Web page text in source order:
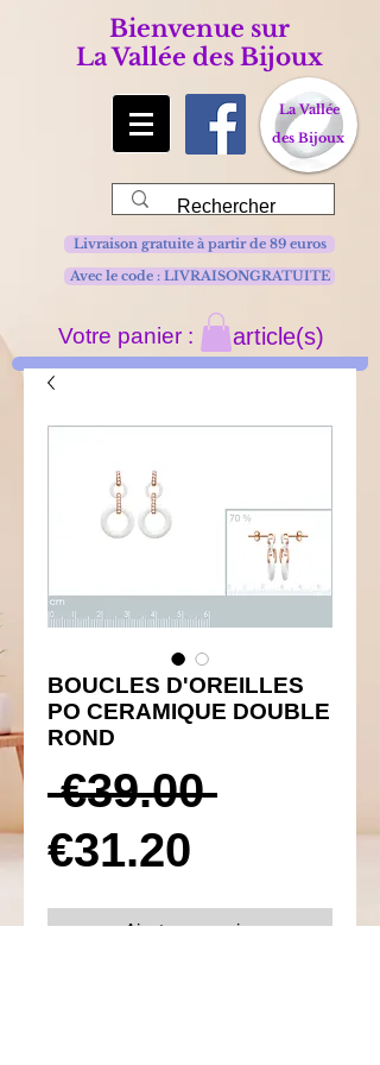
Bienvenue sur
La Vallée des Bijoux
La Vallée
des Bijoux
Avec le code : LIVRAISONGRATUITE
Livraison gratuite à partir de 89 euros
Votre panier : article(s)
BOUCLES D'OREILLES
PO CERAMIQUE DOUBLE
ROND
€39.00 Prix
original
€31.20
Ajouter au panier